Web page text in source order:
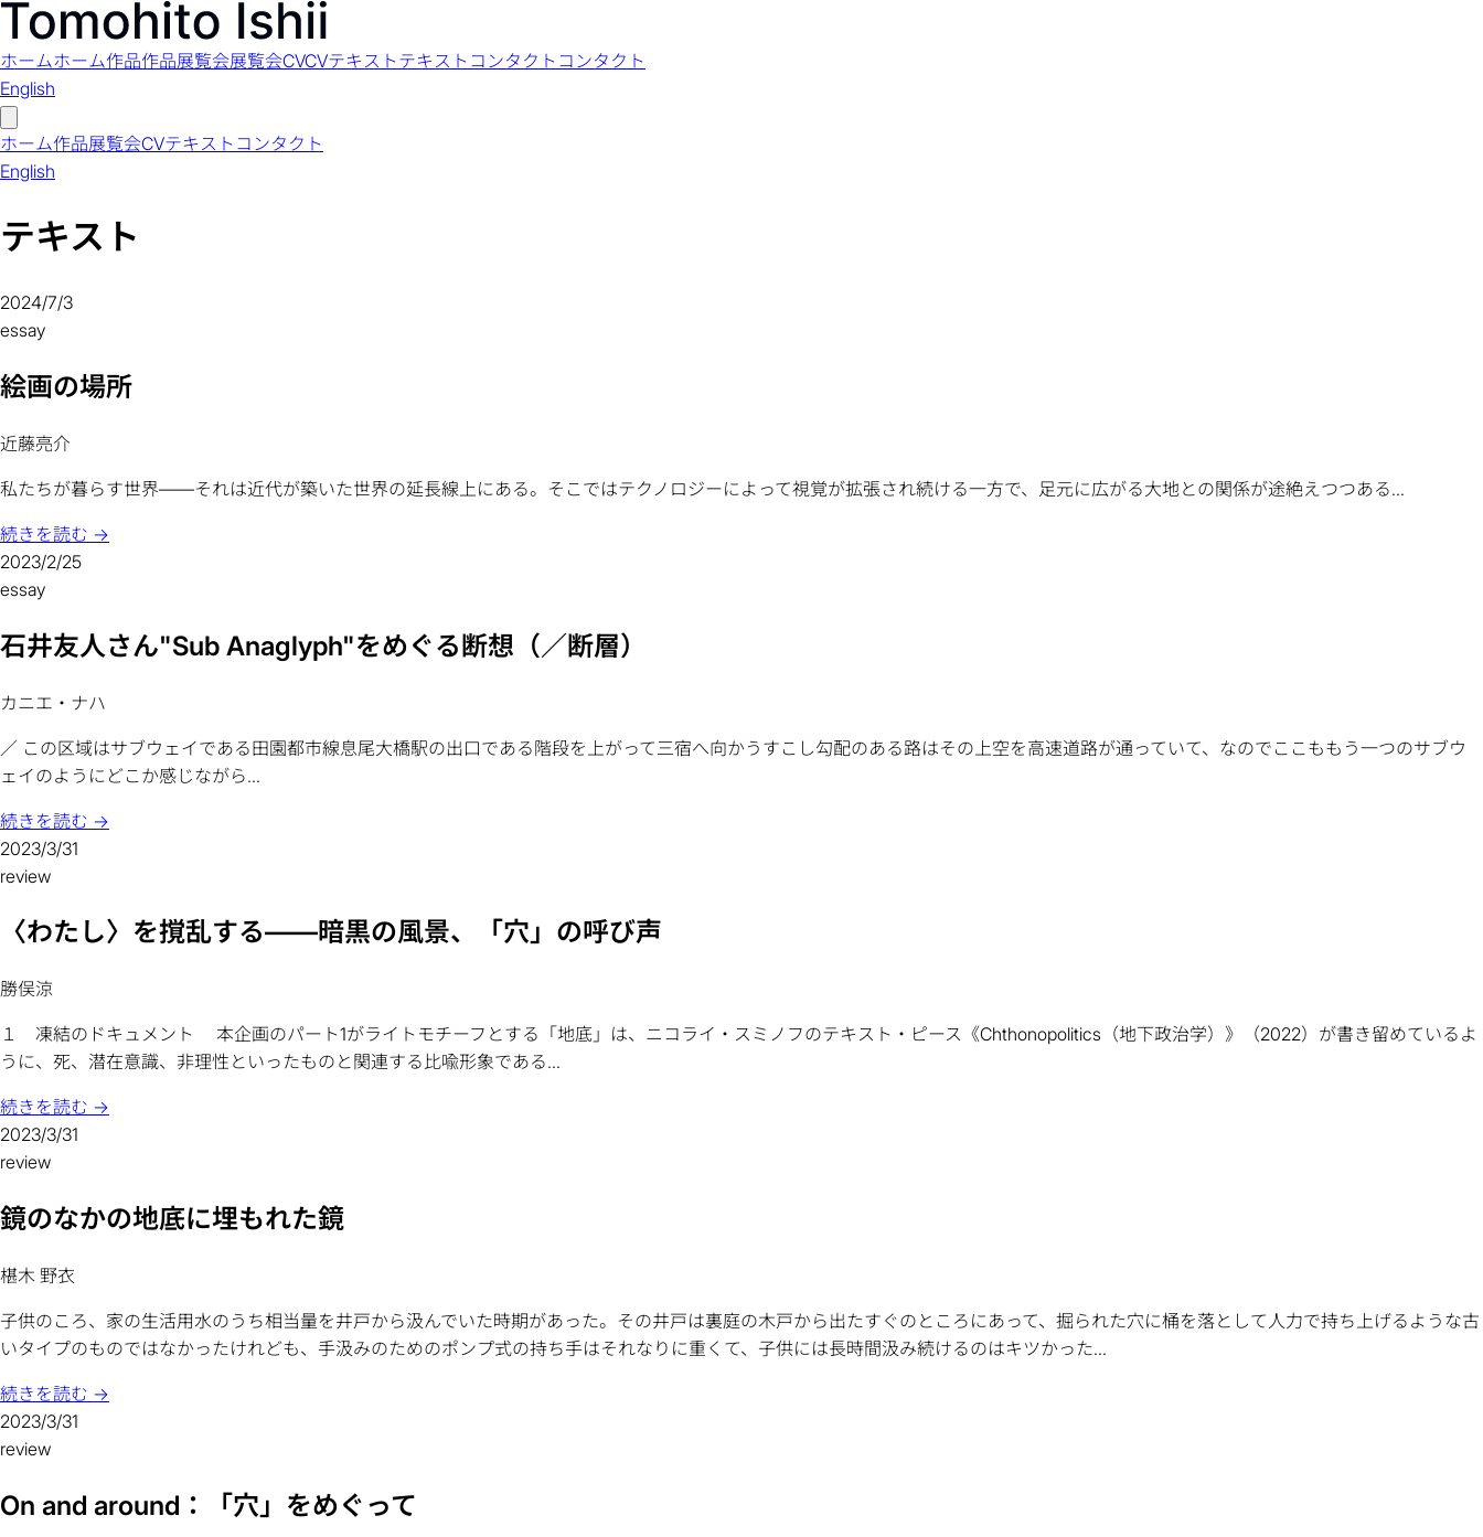
ホームホーム作品作品展覧会展覧会CVCVテキストテキスト コンタクト コンタクト
English
ホーム作品展覧会CVテキスト コンタクト
English
テキスト
2024/7/3
essay
絵画の場所
近藤亮介
私たちが暮らす世界――それは近代が築いた世界の延長線上にある。そこではテクノロジーによって視覚が拡張され続ける一方で、足元に広がる大地との関係が途絶えつつある...
続きを読む →
2023/2/25
essay
石井友人さん"Sub Anaglyph"をめぐる断想（／断層）
カニエ・ナハ
／ この区域はサブウェイである田園都市線息尾大橋駅の出口である階段を上がって三宿へ向かうすこし勾配のある路はその上空を高速道路が通っていて、なのでここももう一つのサブウ
ェイのようにどこか感じながら...
続きを読む →
2023/3/31
review
〈わたし〉を撹乱する――暗黒の風景、「穴」の呼び声
勝俣涼
１ 凍結のドキュメント 本企画のパート1がライトモチーフとする「地底」は、ニコライ・スミノフのテキスト・ピース《Chthonopolitics（地下政治学）》（2022）が書き留めているよ
うに、死、潜在意識、非理性といったものと関連する比喩形象である...
続きを読む →
2023/3/31
review
鏡のなかの地底に埋もれた鏡
椹木 野衣
子供のころ、家の生活用水のうち相当量を井戸から汲んでいた時期があった。その井戸は裏庭の木戸から出たすぐのところにあって、掘られた穴に桶を落として人力で持ち上げるような古
いタイプのものではなかったけれども、手汲みのためのポンプ式の持ち手はそれなりに重くて、子供には長時間汲み続けるのはキツかった...
続きを読む →
2023/3/31
review
On and around：「穴」をめぐって